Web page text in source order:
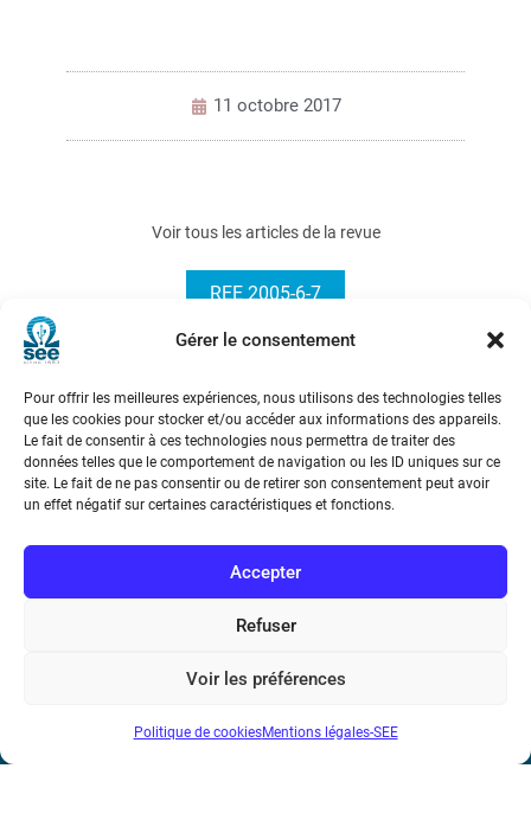
Gérer le consentement
Pour offrir les meilleures expériences, nous utilisons des technologies telles
que les cookies pour stocker et/ou accéder aux informations des appareils.
Le fait de consentir à ces technologies nous permettra de traiter des
données telles que le comportement de navigation ou les ID uniques sur ce
site. Le fait de ne pas consentir ou de retirer son consentement peut avoir
un effet négatif sur certaines caractéristiques et fonctions.
Accepter
Refuser
Voir les préférences
Politique de cookiesMentions légales-SEE
11 octobre 2017
Voir tous les articles de la revue
REE 2005-6-7
Société de l’Electricité, de l’Electronique et des Technologies
75116 Paris
Téléphone : (+33) 1 56 90 37 17
N° de SIREN : 785 393 232, Code APE : 9412Z TVA intra-